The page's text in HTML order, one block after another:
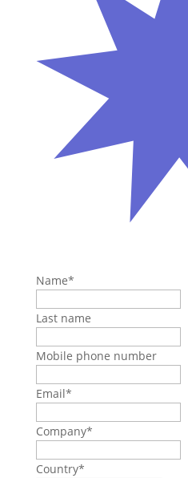
Name*
Last name
Mobile phone number
Email*
Company*
Country*